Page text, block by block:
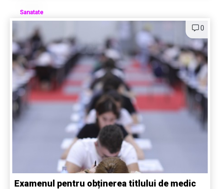
Sanatate
0
Examenul pentru obținerea titlului de medic